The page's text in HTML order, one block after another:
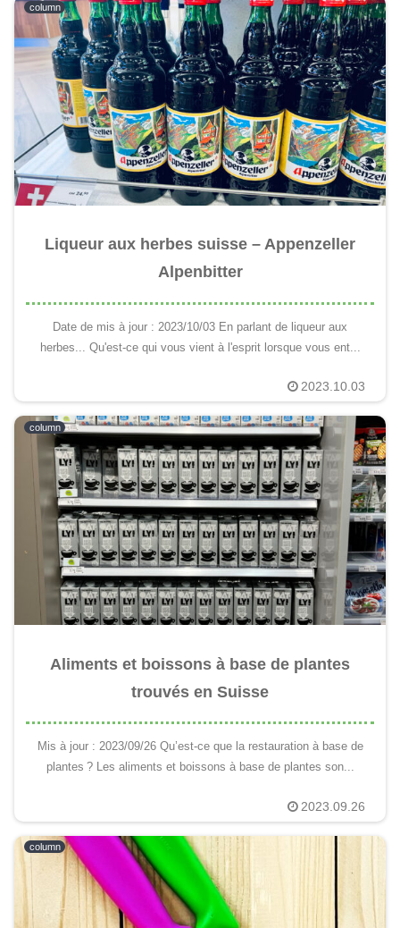
column
Liqueur aux herbes suisse – Appenzeller
Alpenbitter
Date de mis à jour : 2023/10/03 En parlant de liqueur aux
herbes... Qu'est-ce qui vous vient à l'esprit lorsque vous ent...
2023.10.03
column
Aliments et boissons à base de plantes
trouvés en Suisse
Mis à jour : 2023/09/26 Qu’est-ce que la restauration à base de
plantes ? Les aliments et boissons à base de plantes son...
2023.09.26
column